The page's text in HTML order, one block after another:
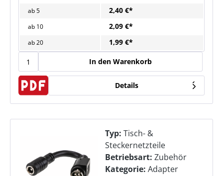
ab5 2,40 €*
ab 10 2,09 €*
ab20 1,99 €*
In den Warenkorb
Details
Typ: Tisch- &
Steckernetzteile
Betriebsart: Zubehör
Kategorie: Adapter